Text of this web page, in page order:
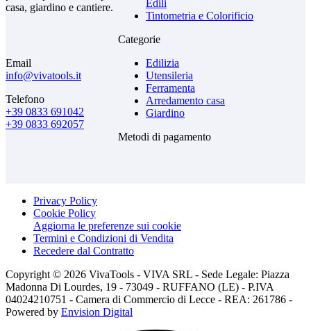
casa, giardino e cantiere.
Email
info@vivatools.it
Telefono
+39 0833 691042
+39 0833 692057
Edili
Tintometria e Colorificio
Categorie
Edilizia
Utensileria
Ferramenta
Arredamento casa
Giardino
Metodi di pagamento
Privacy Policy
Cookie Policy
Aggiorna le preferenze sui cookie
Termini e Condizioni di Vendita
Recedere dal Contratto
Copyright © 2026 VivaTools - VIVA SRL - Sede Legale: Piazza
Madonna Di Lourdes, 19 - 73049 - RUFFANO (LE) - P.IVA
04024210751 - Camera di Commercio di Lecce - REA: 261786 -
Powered by Envision Digital